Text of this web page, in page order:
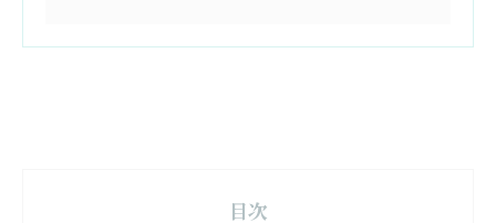
目次